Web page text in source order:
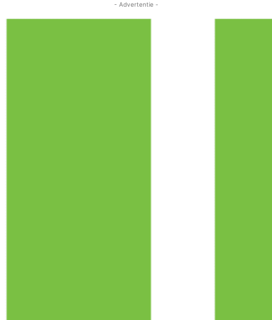
- Advertentie -